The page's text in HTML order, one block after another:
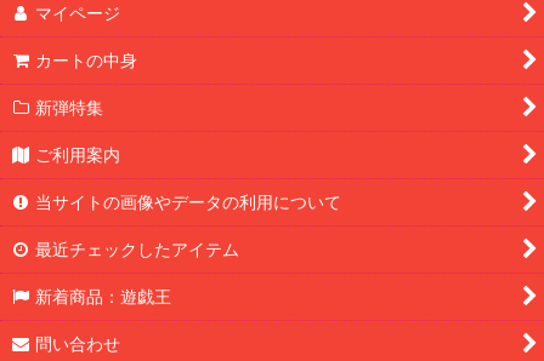
マイページ
カートの中身
新弾特集
ご利用案内
当サイトの画像やデータの利用について
最近チェックしたアイテム
新着商品：遊戯王
問い合わせ